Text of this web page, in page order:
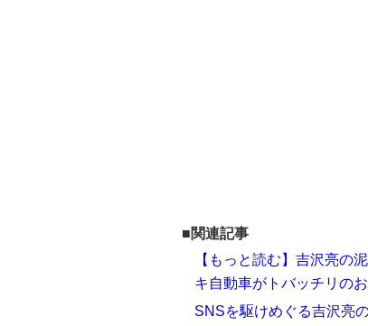
■関連記事
【もっと読む】吉沢亮の
キ自動車がトバッチリの
SNSを駆けめぐる吉沢亮